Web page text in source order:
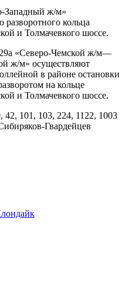
Западный ж/м»
разворотного кольца
и Толмачевкого шоссе.
«Северо-Чемской ж/м—
ж/м» осуществляют
в районе остановки
на кольце
и Толмачевкого шоссе.
101, 103, 224, 1122, 1003
Гвардейцев